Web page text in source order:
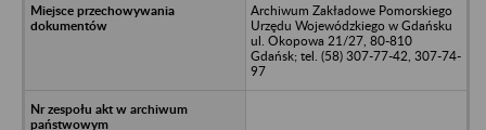
Archiwum Zakładowe Pomorskiego
Urzędu Wojewódzkiego w Gdańsku
ul. Okopowa 21/27, 80-810
Gdańsk; tel. (58) 307-77-42, 307-74-
97